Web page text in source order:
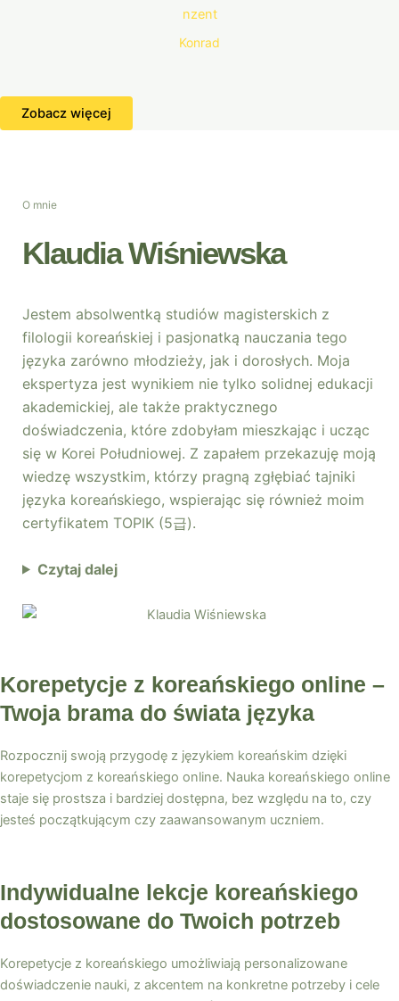
Konrad
Zobacz więcej
O mnie
Klaudia Wiśniewska
Jestem absolwentką studiów magisterskich z
filologii koreańskiej i pasjonatką nauczania tego
języka zarówno młodzieży, jak i dorosłych. Moja
ekspertyza jest wynikiem nie tylko solidnej edukacji
akademickiej, ale także praktycznego
doświadczenia, które zdobyłam mieszkając i ucząc
się w Korei Południowej. Z zapałem przekazuję moją
wiedzę wszystkim, którzy pragną zgłębiać tajniki
języka koreańskiego, wspierając się również moim
certyfikatem TOPIK (5급).
Czytaj dalej
Korepetycje z koreańskiego online –
Twoja brama do świata języka
Rozpocznij swoją przygodę z językiem koreańskim dzięki
korepetycjom z koreańskiego online. Nauka koreańskiego online
staje się prostsza i bardziej dostępna, bez względu na to, czy
jesteś początkującym czy zaawansowanym uczniem.
Indywidualne lekcje koreańskiego
dostosowane do Twoich potrzeb
Korepetycje z koreańskiego umożliwiają personalizowane
doświadczenie nauki, z akcentem na konkretne potrzeby i cele